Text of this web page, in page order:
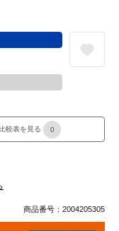
比較表を見る 0
商品番号：2004205305